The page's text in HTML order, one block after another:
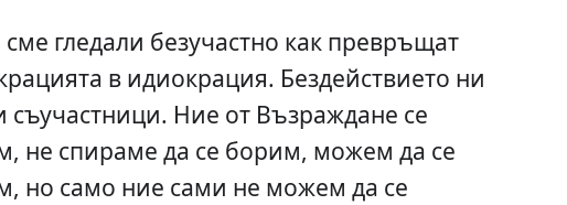
сме гледали безучастно как превръщат
в идиокрация. Бездействието ни
съучастници. Ние от Възраждане се
не спираме да се борим, можем да се
но само ние сами не можем да се